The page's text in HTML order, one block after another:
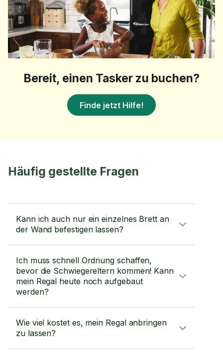
Bereit, einen Tasker zu buchen?
Finde jetzt Hilfe!
Häufig gestellte Fragen
Kann ich auch nur ein einzelnes Brett an
der Wand befestigen lassen?
Ich muss schnell Ordnung schaffen,
bevor die Schwiegereltern kommen! Kann
mein Regal heute noch aufgebaut
werden?
Wie viel kostet es, mein Regal anbringen
zu lassen?